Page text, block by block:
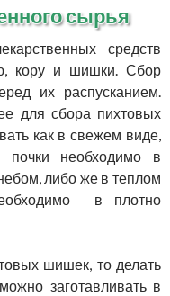
сырья
средств
кору и шишки. Сбор
их распусканием.
для сбора пихтовых
как в свежем виде,
необходимо в
либо же в теплом
в плотно
шишек, то делать
заготавливать в